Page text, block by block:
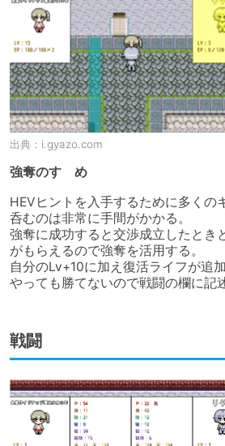
出典： i.gyazo.com
強奪のすゝめ
HEVヒントを入手するために多くの
呑むのは非常に手間がかかる。
強奪に成功すると交渉成立したとき
がもらえるので強奪を活用する。
自分のLv+10に加え復活ライフが追
やっても勝てないので戦闘の欄に記
戦闘